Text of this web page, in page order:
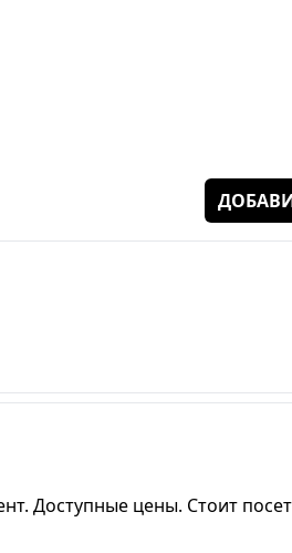
Доступные цены. Стоит